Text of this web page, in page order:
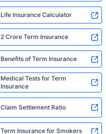
Life Insurance Calculator
2 Crore Term Insurance
Benefits of Term Insurance
Medical Tests for Term
Insurance
Claim Settlement Ratio
Term Insurance for Smokers